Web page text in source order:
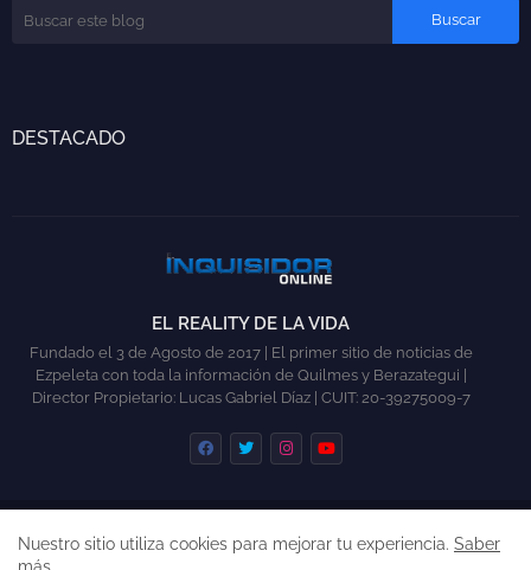
DESTACADO
EL REALITY DE LA VIDA
Fundado el 3 de Agosto de 2017 | El primer sitio de noticias de
Ezpeleta con toda la información de Quilmes y Berazategui |
Director Propietario: Lucas Gabriel Díaz | CUIT: 20-39275009-7
INICIO QUILMES BERAZATEGUI
COLABORAR
Nuestro sitio utiliza cookies para mejorar tu experiencia. Saber